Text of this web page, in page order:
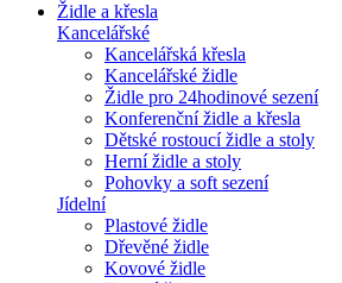
Židle a křesla
Kancelářské
Kancelářská křesla
Kancelářské židle
Židle pro 24hodinové sezení
Konferenční židle a křesla
Dětské rostoucí židle a stoly
Herní židle a stoly
Pohovky a soft sezení
Jídelní
Plastové židle
Dřevěné židle
Kovové židle